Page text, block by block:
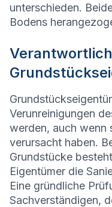
unterschieden.
Bodens
Verunreinigungen
werden, auch wenn
verursacht haben.
Grundstücke
Eigentümer die
Eine gründliche
Sachverständigen,